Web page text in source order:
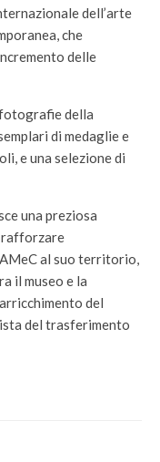
dell’arte
che
delle
fotografie della
di medaglie e
e una selezione di
una preziosa
rafforzare
al suo territorio,
il museo e la
del
del trasferimento